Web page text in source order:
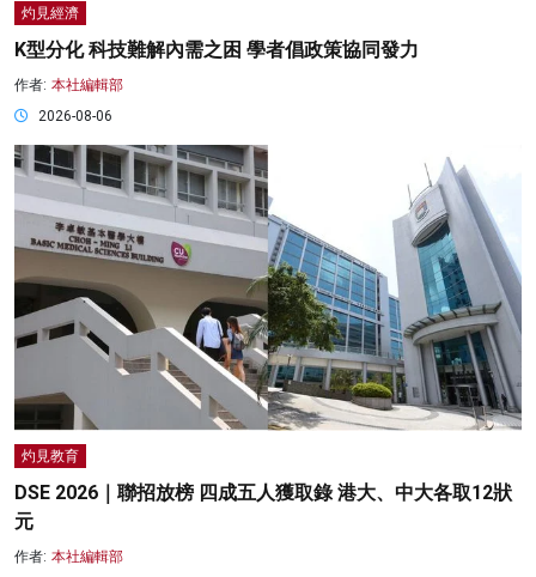
灼見經濟
K型分化 科技難解內需之困 學者倡政策協同發力
作者: 本社編輯部
2026-08-06
灼見教育
DSE 2026｜聯招放榜 四成五人獲取錄 港大、中大各取12狀
元
作者: 本社編輯部